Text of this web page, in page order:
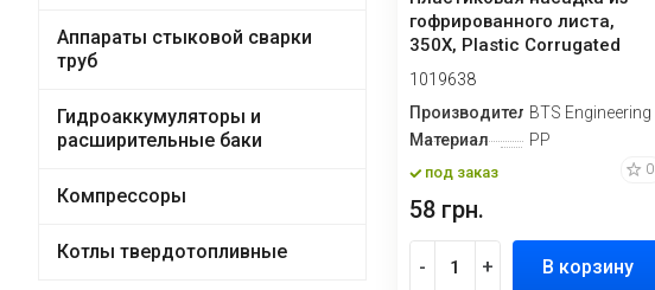
Аппараты стыковой сварки
труб
Гидроаккумуляторы и
расширительные баки
Компрессоры
Котлы твердотопливные
гофрированного листа,
350X, Plastic Corrugated
Plate P...
1019638
ПроизводительBTS Engineering
Материал
PP
под заказ 0
58 грн.
- + В корзину